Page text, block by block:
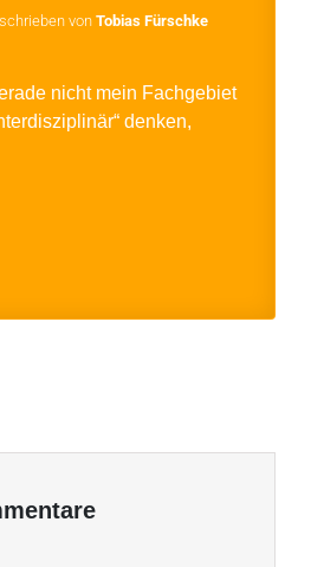
von Tobias Fürschke
nicht mein Fachgebiet
denken,